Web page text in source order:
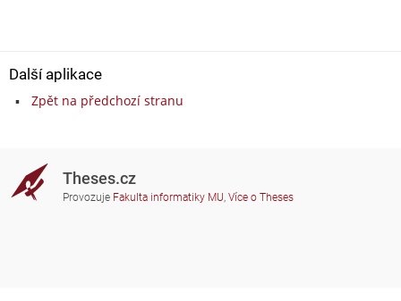
Další aplikace
Zpět na předchozí stranu
Theses.cz
Provozuje Fakulta informatiky MU, Více o Theses